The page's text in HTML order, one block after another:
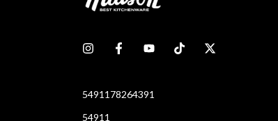
5491178264391
54911